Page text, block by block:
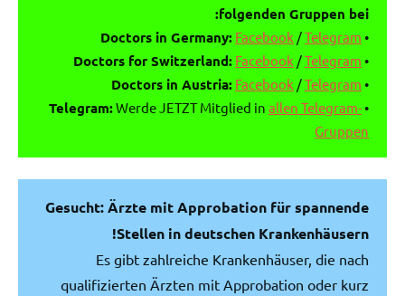
folgenden Gruppen bei:
•
Doctors in Germany: Facebook /Telegram
•
Doctors for Switzerland: Facebook /Telegram
•
Doctors in Austria: Facebook /Telegram
•
Telegram:Werde JETZT Mitglied in allen Telegram-
Gruppen
Gesucht: Ärzte mit Approbation für spannende
Stellen in deutschen Krankenhäusern!
Es gibt zahlreiche Krankenhäuser, die nach
qualifizierten Ärzten mit Approbation oder kurz